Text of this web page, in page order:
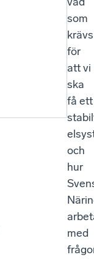
som
krävs
för
att vi
ska
få ett
och
hur
med